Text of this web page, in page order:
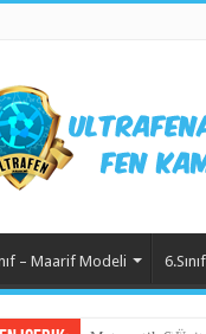
– Maarif Modeli